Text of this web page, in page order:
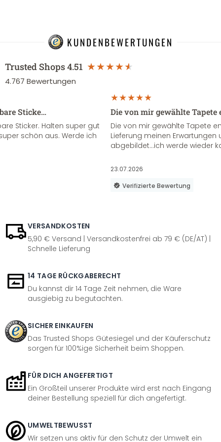
KUNDENBEWERTUNGEN
Trusted Shops4.51
4.767 Bewertungen
Sticke…
Sticker. Halten super gut
schön aus. Werde ich
Die von mir gewählte
Die von mir gewählte Tapete
Lieferung meinen Erwartungen
abgebildet...ich werde wieder
23.07.2026
Verifizierte Bewertung
VERSANDKOSTEN
5,90 € Versand | Versandkostenfrei ab 79 € (DE/AT) |
Schnelle Lieferung
14 TAGE RÜCKGABERECHT
Du kannst dir 14 Tage Zeit nehmen, die Ware
ausgiebig zu begutachten.
SICHER EINKAUFEN
Das Trusted Shops Gütesiegel und der Käuferschutz
sorgen für 100%ige Sicherheit beim Shoppen.
FÜR DICH ANGEFERTIGT
Ein Großteil unserer Produkte wird erst nach Eingang
deiner Bestellung speziell für dich angefertigt.
UMWELTBEWUSST
Wir setzen uns aktiv für den Schutz der Umwelt ein